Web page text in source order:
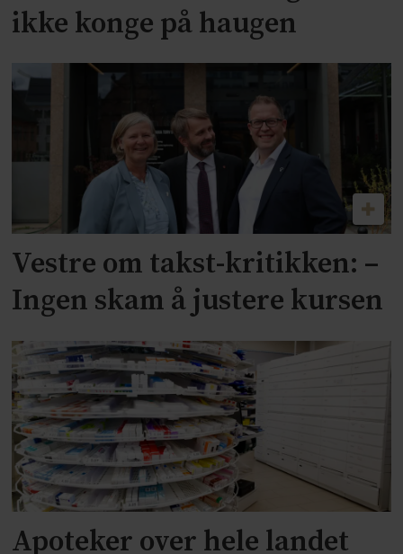
ikke konge på haugen
Vestre om takst-kritikken: –
Ingen skam å justere kursen
Apoteker over hele landet